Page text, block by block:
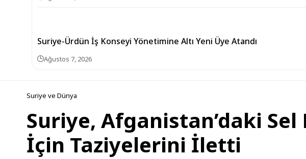
Suriye-Ürdün İş Konseyi Yönetimine Altı Yeni Üye Atandı
Ağustos 7, 2026
Suriye ve Dünya
Suriye, Afganistan’daki
İçin Taziyelerini İletti